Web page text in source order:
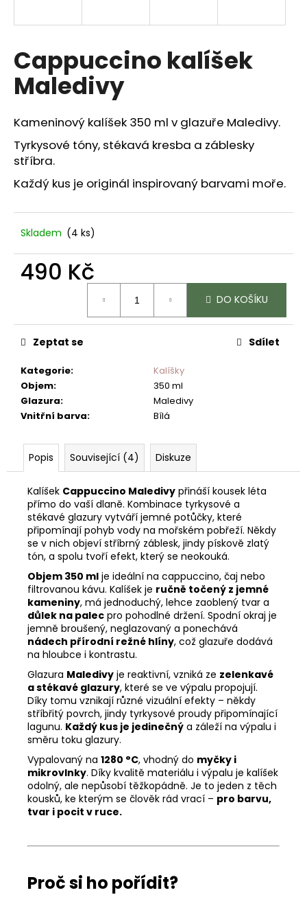
Cappuccino kalíšek
Maledivy
Kameninový kalíšek 350 ml v glazuře Maledivy.
Tyrkysové tóny, stékavá kresba a záblesky
stříbra.
Každý kus je originál inspirovaný barvami moře.
Skladem (4 ks)
490 Kč
DO KOŠÍKU
Kategorie:
Kalíšky
Objem:
350 ml
Glazura:
Maledivy
Vnitřní barva: Bílá
Zeptat se Sdílet
Popis Související (4) Diskuze
Kalíšek Cappuccino Maledivy přináší kousek léta
přímo do vaší dlaně. Kombinace tyrkysové a
stékavé glazury vytváří jemné potůčky, které
připomínají pohyb vody na mořském pobřeží. Někdy
se v nich objeví stříbrný záblesk, jindy pískově zlatý
tón, a spolu tvoří efekt, který se neokouká.
Objem 350 ml je ideální na cappuccino, čaj nebo
filtrovanou kávu. Kalíšek je ručně točený z jemné
kameniny, má jednoduchý, lehce zaoblený tvar a
důlek na palec pro pohodlné držení. Spodní okraj je
jemně broušený, neglazovaný a ponechává
nádech přírodní režné hlíny, což glazuře dodává
na hloubce i kontrastu.
Glazura Maledivy je reaktivní, vzniká ze zelenkavé
a stékavé glazury, které se ve výpalu propojují.
Díky tomu vznikají různé vizuální efekty – někdy
stříbřitý povrch, jindy tyrkysové proudy připomínající
lagunu. Každý kus je jedinečný a záleží na výpalu i
směru toku glazury.
Vypalovaný na 1280 °C, vhodný do myčky i
mikrovlnky. Díky kvalitě materiálu i výpalu je kalíšek
odolný, ale nepůsobí těžkopádně. Je to jeden z těch
kousků, ke kterým se člověk rád vrací – pro barvu,
tvar i pocit v ruce.
Proč si ho pořídit?
í
t
?
D
o
p
u
m
e